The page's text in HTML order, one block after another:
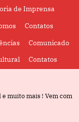
de Imprensa
Contatos
Comunicado
Contatos
muito mais ! Vem com